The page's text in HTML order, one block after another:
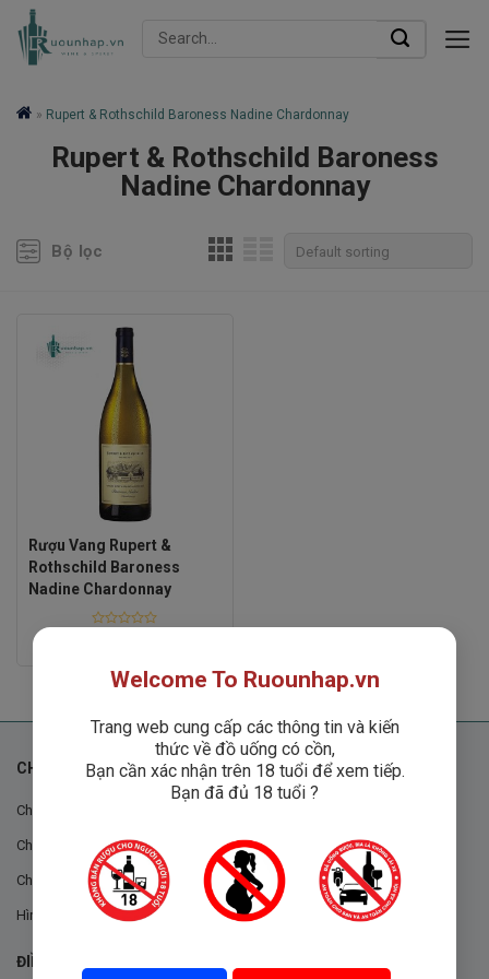
Skip
Search
» Rupert & Rothschild Baroness Nadine Chardonnay
Rupert & Rothschild Baroness
Nadine Chardonnay
Bộ lọc
Rượu Vang Rupert &
Rothschild Baroness
Nadine Chardonnay
CHÍNH SÁCH
Chính sách chung
Chính sách đổi trả
Chính sách mua hàng
Hình thức thanh toán
ĐIỀU KHOẢN VÀ CHÍNH SÁCH
Welcome To Ruounhap.vn
Trang web cung cấp các thông tin và kiến
thức về đồ uống có cồn,
Bạn cần xác nhận trên 18 tuổi để xem tiếp.
Bạn đã đủ 18 tuổi ?